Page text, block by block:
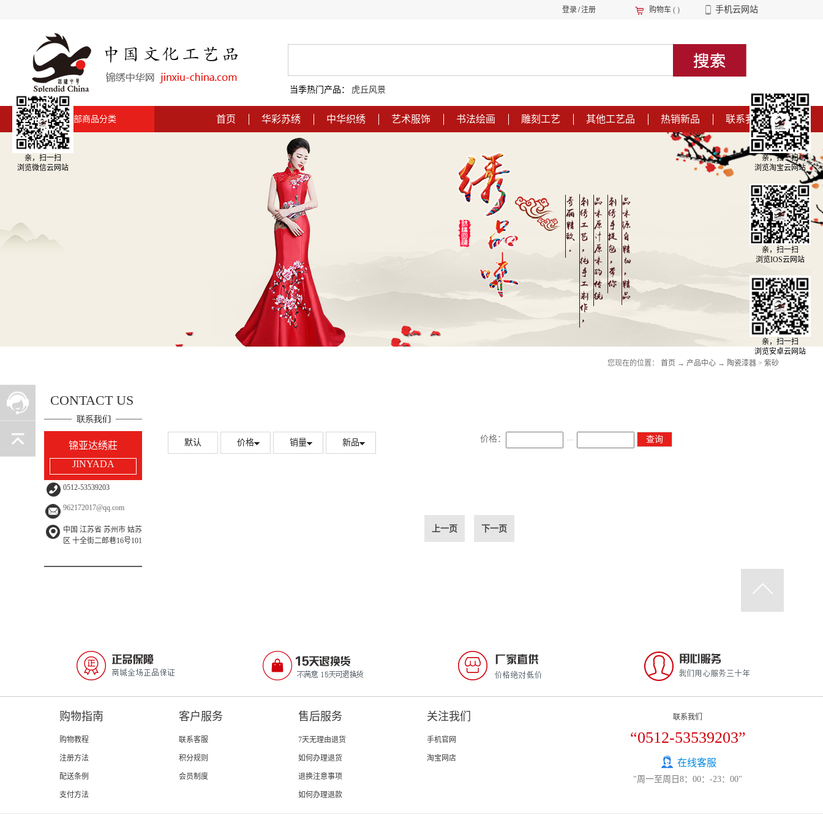
手机云网站
购物车 ( )
登录/注册
全部商品分类
当季热门产品： 虎丘风景
首页 华彩苏绣 中华织绣 艺术服饰 书法绘画 雕刻工艺 其他工艺品 热销新品 联系我们
CONTACT US
锦亚达绣莊
JINYADA
0512-53539203
962172017@qq.com
中国 江苏省 苏州市 姑苏
区 十全街二郎巷16号101
您现在的位置： 首页 → 产品中心 → 陶瓷漆器 > 紫砂
默认 价格 销量 新品 价格： — 查询
上一页 下一页
购物指南
购物教程
注册方法
配送条例
支付方法
客户服务
联系客服
积分规则
会员制度
售后服务
7天无理由退货
如何办理退货
退换注意事项
如何办理退款
关注我们
手机官网
淘宝网店
联系我们
“0512-53539203”
在线客服
"周一至周日8：00：-23：00"
亲，扫一扫
浏览淘宝云网站
亲，扫一扫
浏览微信云网站
亲，扫一扫
浏览安卓云网站
亲，扫一扫
浏览IOS云网站